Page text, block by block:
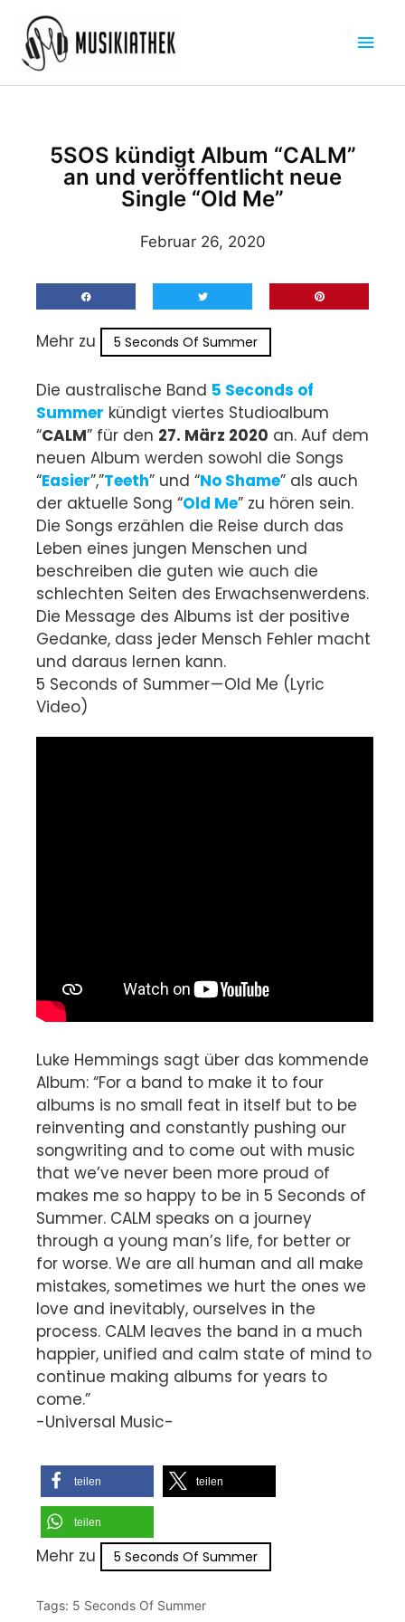
Inhalt
springen
5SOS kündigt Album “CALM”
an und veröffentlicht neue
Single “Old Me”
Februar 26, 2020
Mehr zu 5 Seconds Of Summer
Die australische Band 5 Seconds of
Summer kündigt viertes Studioalbum
“CALM” für den 27. März 2020 an. Auf dem
neuen Album werden sowohl die Songs
“Easier”,”Teeth” und “No Shame” als auch
der aktuelle Song “Old Me” zu hören sein.
Die Songs erzählen die Reise durch das
Leben eines jungen Menschen und
beschreiben die guten wie auch die
schlechten Seiten des Erwachsenwerdens.
Die Message des Albums ist der positive
Gedanke, dass jeder Mensch Fehler macht
und daraus lernen kann.
5 Seconds of Summer — Old Me (Lyric
Video)
Luke Hemmings sagt über das kommende
Album: “For a band to make it to four
albums is no small feat in itself but to be
reinventing and constantly pushing our
songwriting and to come out with music
that we’ve never been more proud of
makes me so happy to be in 5 Seconds of
Summer. CALM speaks on a journey
through a young man’s life, for better or
for worse. We are all human and all make
mistakes, sometimes we hurt the ones we
love and inevitably, ourselves in the
process. CALM leaves the band in a much
happier, unified and calm state of mind to
continue making albums for years to
come.”
-Universal Music-
teilen teilen
teilen
Mehr zu 5 Seconds Of Summer
Tags: 5 Seconds Of Summer